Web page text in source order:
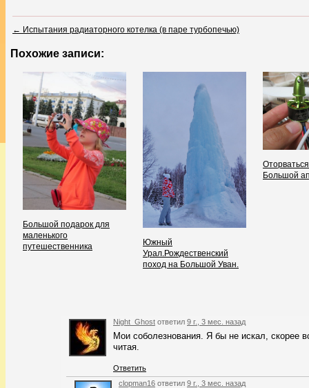
← Испытания радиаторного котелка (в паре турбопечью)
Похожие записи:
Большой подарок для
маленького
путешественника
Южный
Урал.Рождественский
поход на Большой Уван.
Большой
Night_Ghost ответил 9 г., 3 мес. назад
Мои соболезнования. Я бы не искал, скорее
читая.
Ответить
clopman16 ответил 9 г., 3 мес. назад